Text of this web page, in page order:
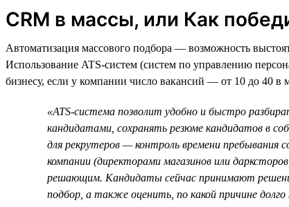
CRM в массы, или Как
Автоматизация массового подбора — возможность
Использование ATS-систем (систем по управлению
бизнесу, если у компании число вакансий — от 10 до 40 в
«ATS-система позволит удобно и быстро
кандидатами, сохранять резюме кандидатов в
для рекрутеров — контроль времени
компании (директорами магазинов или
решающим. Кандидаты сейчас принимают
подбор, а также оценить, по какой причине